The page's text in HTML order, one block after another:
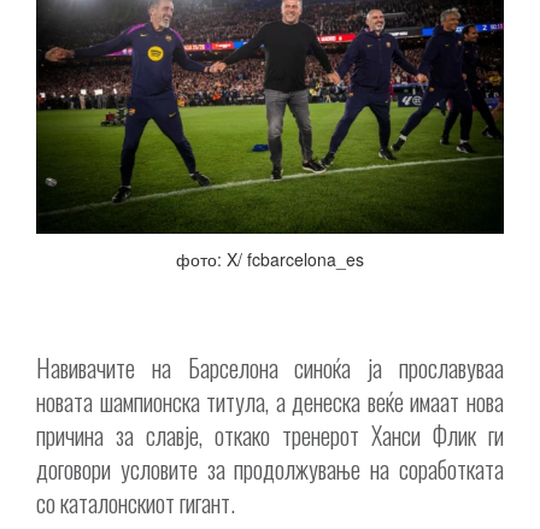
фото: X/ fcbarcelona_es
Навивачите на Барселона синоќа ја прославуваа
новата шампионска титула, а денеска веќе имаат нова
причина за славје, откако тренерот Ханси Флик ги
договори условите за продолжување на соработката
со каталонскиот гигант.